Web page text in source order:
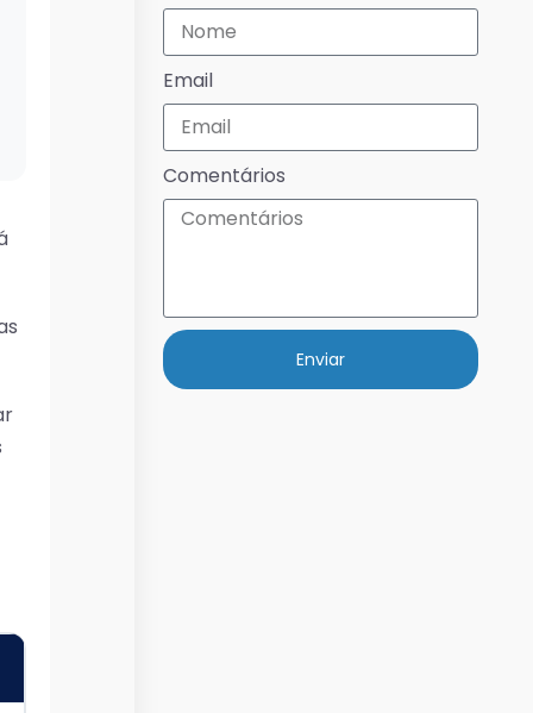
Email
Comentários
Enviar